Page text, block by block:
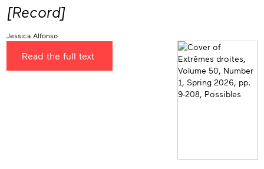
[Record]
Jessica Alfonso
Read the full text